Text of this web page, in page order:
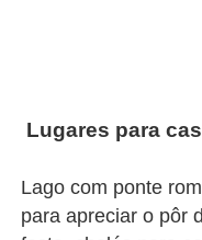
Lugares para
Lago com ponte
para apreciar o pôr